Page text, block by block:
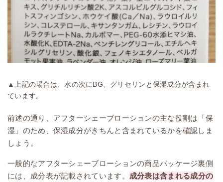
▲上記の場合は、水の次にBG、グリセリンと保湿成分が含まれ
ています。
前述の通り、アフターシェーブローションの主な役割は「保
湿」のため、保湿成分がきちんと含まれているかを確認しま
しょう。
一般的なアフターシェーブローションの商品パッケージ裏側
には、成分表が記載されています。 成分表は含まれる成分の